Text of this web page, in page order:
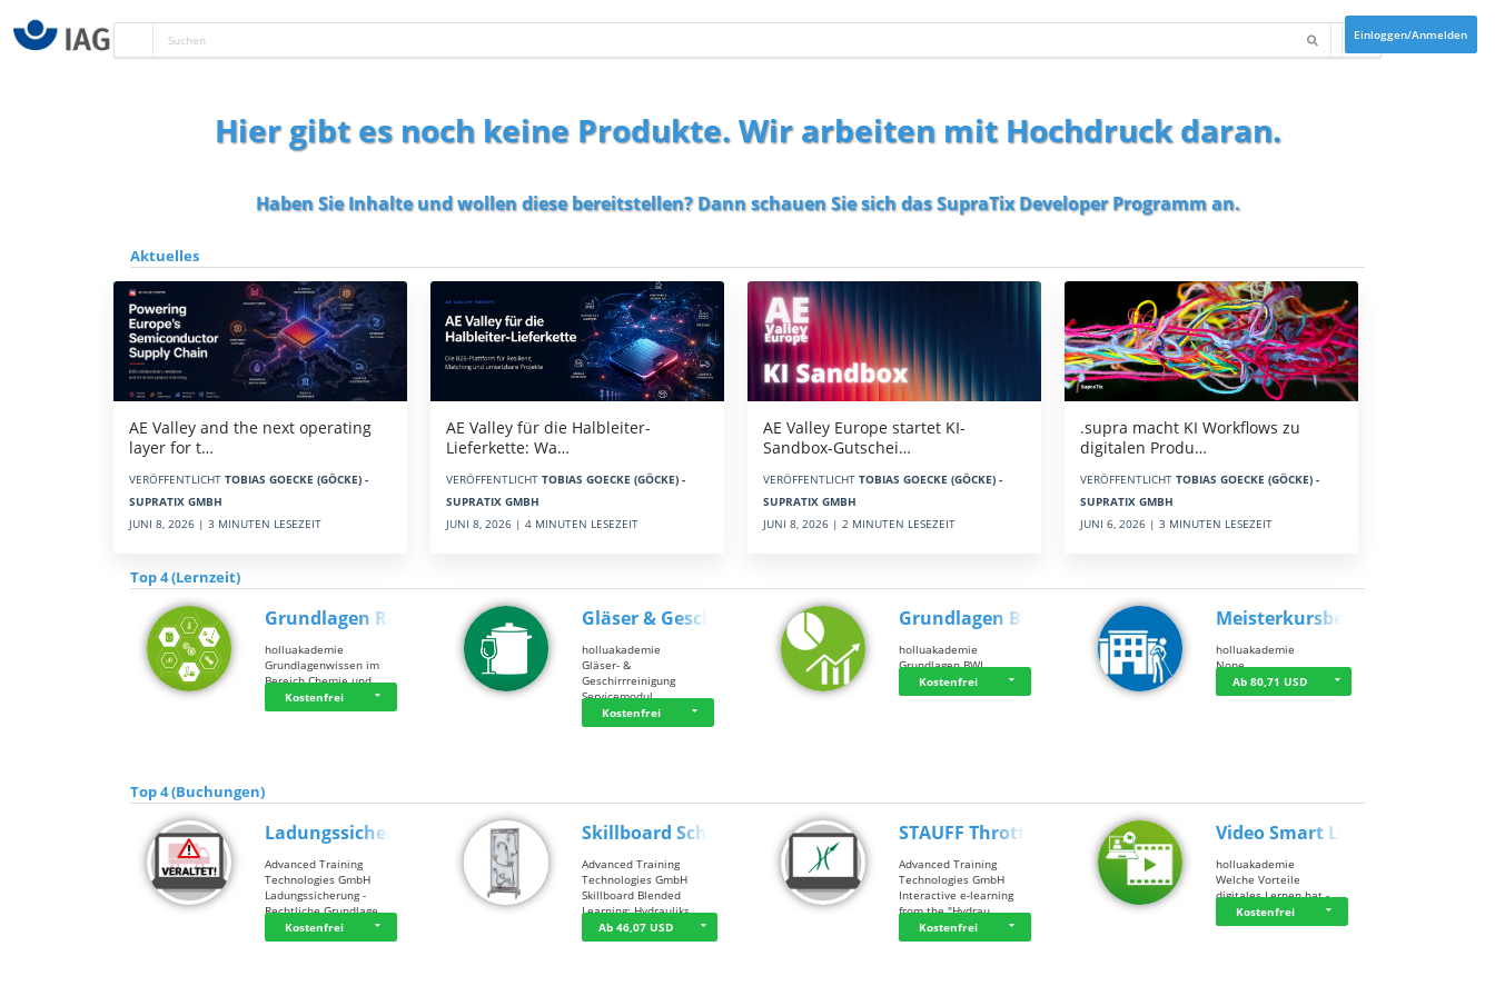
Einloggen/Anmelden
Hier gibt es noch keine Produkte. Wir arbeiten mit Hochdruck daran.
Haben Sie Inhalte und wollen diese bereitstellen? Dann schauen Sie sich dasSupraTix Developer Programman.
Aktuelles
AE Valley and the next operating
layer for t…
VERÖFFENTLICHT TOBIAS GOECKE (GÖCKE) -
SUPRATIX GMBH
JUNI 8, 2026 | 3 MINUTEN LESEZEIT
AE Valley für die Halbleiter-
Lieferkette: Wa…
VERÖFFENTLICHT TOBIAS GOECKE (GÖCKE) -
SUPRATIX GMBH
JUNI 8, 2026 | 4 MINUTEN LESEZEIT
AE Valley Europe startet KI-
Sandbox-Gutschei…
VERÖFFENTLICHT TOBIAS GOECKE (GÖCKE) -
SUPRATIX GMBH
JUNI 8, 2026 | 2 MINUTEN LESEZEIT
.supra macht KI Workflows zu
digitalen Produ…
VERÖFFENTLICHT TOBIAS GOECKE (GÖCKE) -
SUPRATIX GMBH
JUNI 6, 2026 | 3 MINUTEN LESEZEIT
Top 4 (Lernzeit)
Grundlagen Rein…
holluakademie
Grundlagenwissen im
Bereich Chemie und …
Kostenfrei
Gläser & Geschi…
holluakademie
Gläser- &
Geschirrreinigung
Servicemodul
Kostenfrei
Grundlagen BWL
holluakademie
Grundlagen BWL
Kostenfrei
Meisterkursbegl…
holluakademie
None
Ab 80,71 USD
Top 4 (Buchungen)
Ladungssicherung
Advanced Training
Technologies GmbH
Ladungssicherung -
Rechtliche Grundlage…
Kostenfrei
Skillboard Schl…
Advanced Training
Technologies GmbH
Skillboard Blended
Learning: Hydrauliks…
Ab 46,07 USD
STAUFF Throttle…
Advanced Training
Technologies GmbH
Interactive e-learning
from the "Hydrau…
Kostenfrei
Video Smart Lea…
holluakademie
Welche Vorteile
digitales Lernen hat - …
Kostenfrei